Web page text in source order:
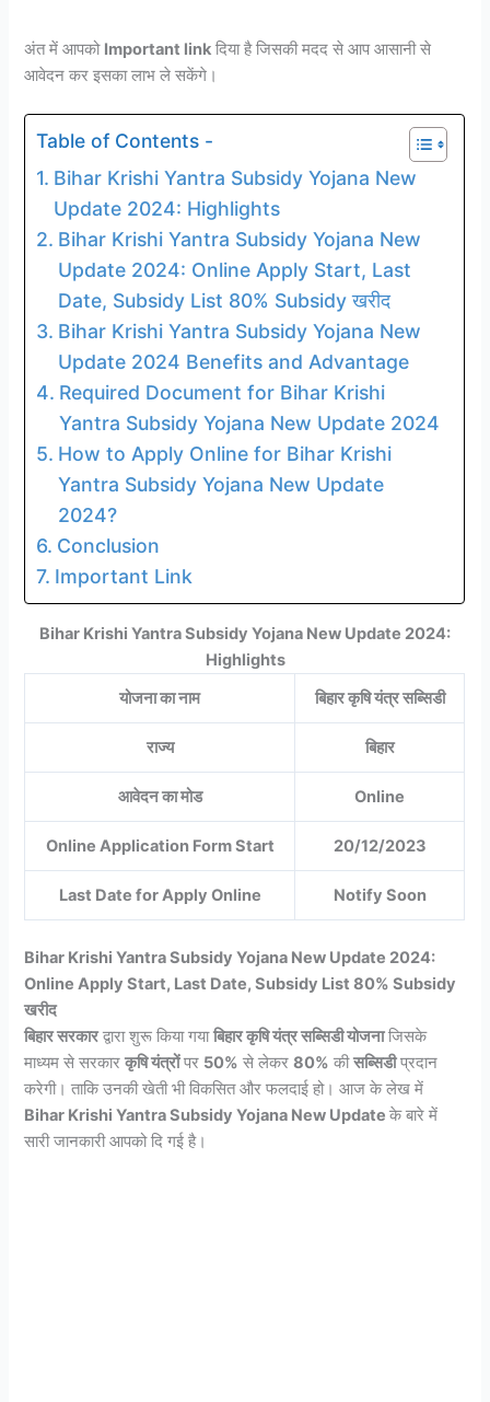
अंत में आपको Important link दिया है जिसकी मदद से आप आसानी से
आवेदन कर इसका लाभ ले सकेंगे।
Table of Contents -
Bihar Krishi Yantra Subsidy Yojana New
Update 2024: Highlights
Bihar Krishi Yantra Subsidy Yojana New
Update 2024: Online Apply Start, Last
Date, Subsidy List 80% Subsidy खरीद
Bihar Krishi Yantra Subsidy Yojana New
Update 2024 Benefits and Advantage
Required Document for Bihar Krishi
Yantra Subsidy Yojana New Update 2024
How to Apply Online for Bihar Krishi
Yantra Subsidy Yojana New Update
2024?
Conclusion
Important Link
Bihar Krishi Yantra Subsidy Yojana New Update 2024:
Highlights
योजना का नाम
बिहार कृषि यंत्र सब्सिडी
राज्य बिहार
आवेदन का मोड Online
Online Application Form Start 20/12/2023
Last Date for Apply Online Notify Soon
Bihar Krishi Yantra Subsidy Yojana New Update 2024:
Online Apply Start, Last Date, Subsidy List 80% Subsidy
खरीद
बिहार सरकारद्वारा शुरू किया गयाबिहार कृषि यंत्र सब्सिडी योजनाजिसके
माध्यम से सरकारकृषि यंत्रोंपर 50% से लेकर80% कीसब्सिडीप्रदान
करेगी। ताकि उनकी खेती भी विकसित और फलदाई हो। आज के लेख में
Bihar Krishi Yantra Subsidy Yojana New Updateके बारे में
सारी जानकारी आपको दि गई है।